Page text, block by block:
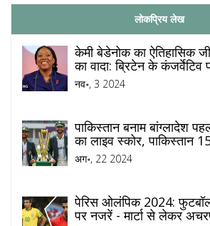
लोकप्रिय लेख
केमी बेडेनोक का ऐतिहासिक
का वादा: ब्रिटेन के कंजर्वेटिव
नव॰, 3 2024
पाकिस्तान बनाम बांग्लादेश
का लाइव स्कोर, पाकिस्तान
अग॰, 22 2024
पेरिस ओलंपिक 2024: फुटबॉल
पर नजरें - मार्टा से लेकर